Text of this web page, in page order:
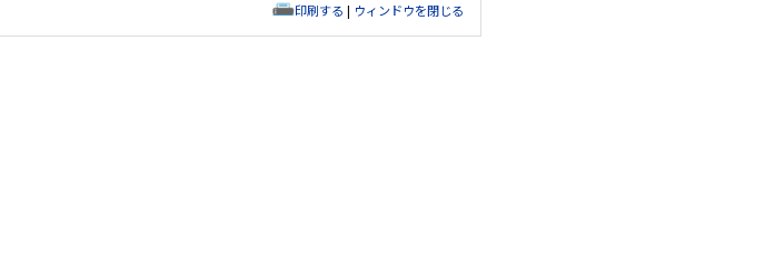
印刷する | ウィンドウを閉じる